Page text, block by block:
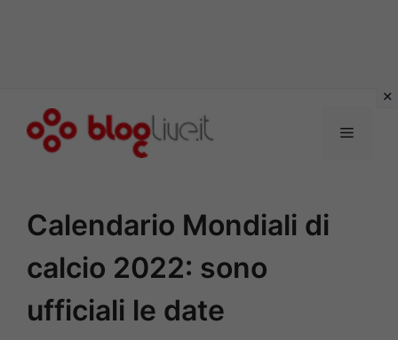
Menu
Calendario Mondiali di
calcio 2022: sono
ufficiali le date